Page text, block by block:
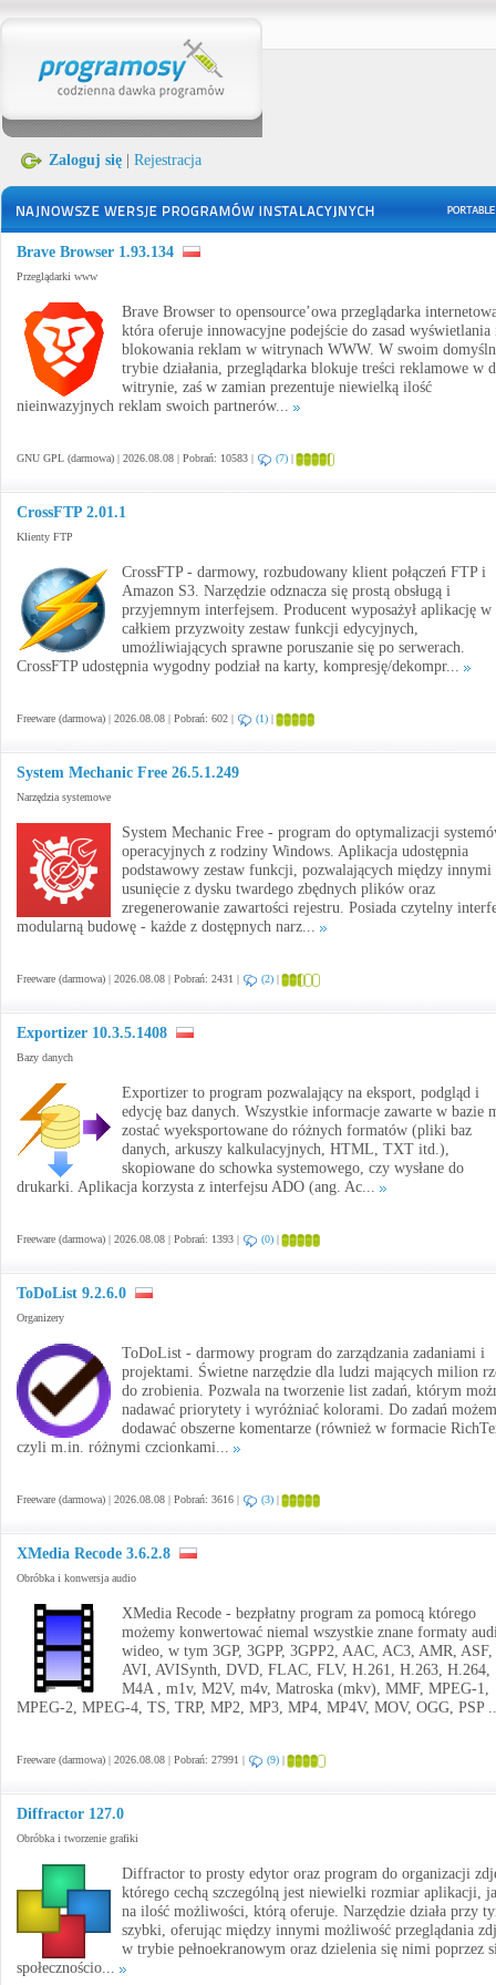
Zaloguj się Rejestracja
Brave Browser 1.93.134
Przeglądarki www
Brave Browser to opensource’owa przeglądarka
która oferuje innowacyjne podejście do zasad wyświetlania
blokowania reklam w witrynach WWW. W swoim
trybie działania, przeglądarka blokuje treści reklamowe w
witrynie, zaś w zamian prezentuje niewielką ilość
nieinwazyjnych reklam swoich partnerów...
GNU GPL (darmowa) | 2026.08.08 | Pobrań: 10583 | (7) |
CrossFTP 2.01.1
Klienty FTP
CrossFTP - darmowy, rozbudowany klient połączeń FTP i
Amazon S3. Narzędzie odznacza się prostą obsługą i
przyjemnym interfejsem. Producent wyposażył aplikację w
całkiem przyzwoity zestaw funkcji edycyjnych,
umożliwiających sprawne poruszanie się po serwerach.
CrossFTP udostępnia wygodny podział na karty, kompresję/dekompr...
Freeware (darmowa) | 2026.08.08 | Pobrań: 602 | (1) |
System Mechanic Free 26.5.1.249
Narzędzia systemowe
System Mechanic Free - program do optymalizacji
operacyjnych z rodziny Windows. Aplikacja udostępnia
podstawowy zestaw funkcji, pozwalających między innymi
usunięcie z dysku twardego zbędnych plików oraz
zregenerowanie zawartości rejestru. Posiada czytelny
modularną budowę - każde z dostępnych narz...
Freeware (darmowa) | 2026.08.08 | Pobrań: 2431 | (2) |
Exportizer 10.3.5.1408
Bazy danych
Exportizer to program pozwalający na eksport, podgląd i
edycję baz danych. Wszystkie informacje zawarte w bazie
zostać wyeksportowane do różnych formatów (pliki baz
danych, arkuszy kalkulacyjnych, HTML, TXT itd.),
skopiowane do schowka systemowego, czy wysłane do
drukarki. Aplikacja korzysta z interfejsu ADO (ang. Ac...
Freeware (darmowa) | 2026.08.08 | Pobrań: 1393 | (0) |
ToDoList 9.2.6.0
Organizery
ToDoList - darmowy program do zarządzania zadaniami i
projektami. Świetne narzędzie dla ludzi mających milion
do zrobienia. Pozwala na tworzenie list zadań, którym
nadawać priorytety i wyróżniać kolorami. Do zadań
dodawać obszerne komentarze (również w formacie
czyli m.in. różnymi czcionkami...
Freeware (darmowa) | 2026.08.08 | Pobrań: 3616 | (3) |
XMedia Recode 3.6.2.8
Obróbka i konwersja audio
XMedia Recode - bezpłatny program za pomocą którego
możemy konwertować niemal wszystkie znane formaty
wideo, w tym 3GP, 3GPP, 3GPP2, AAC, AC3, AMR, ASF,
AVI, AVISynth, DVD, FLAC, FLV, H.261, H.263, H.264,
M4A , m1v, M2V, m4v, Matroska (mkv), MMF, MPEG-1,
MPEG-2, MPEG-4, TS, TRP, MP2, MP3, MP4, MP4V, MOV, OGG, PSP
Freeware (darmowa) | 2026.08.08 | Pobrań: 27991 | (9) |
Diffractor 127.0
Obróbka i tworzenie grafiki
Diffractor to prosty edytor oraz program do organizacji
którego cechą szczególną jest niewielki rozmiar aplikacji,
na ilość możliwości, którą oferuje. Narzędzie działa przy
szybki, oferując między innymi możliwość przeglądania
w trybie pełnoekranowym oraz dzielenia się nimi poprzez
społecznościo...